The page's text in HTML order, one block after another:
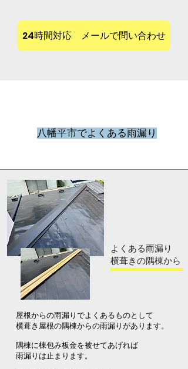
24時間対応 メールで問い合わせ
八幡平市でよくある雨漏り
よくある雨漏り
​横葺きの隅棟から
屋根からの雨漏りでよくあるものとして
横葺き屋根の隅棟からの雨漏りがあります。
隅棟に棟包み板金を被せてあげれば
雨漏りは止まります。